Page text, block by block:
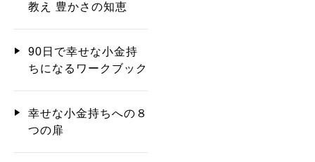
教え 豊かさの知恵
90日で幸せな小金持
ちになるワークブック
幸せな小金持ちへの８
つの扉